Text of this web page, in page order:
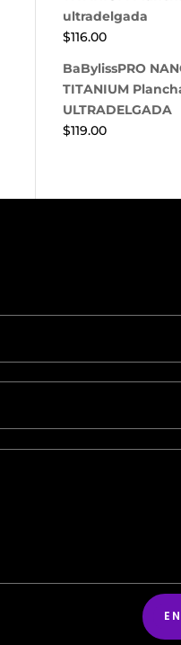
ultradelgada
$116.00
BaBylissPRO
TITANIUM
ULTRADELGADA
$119.00